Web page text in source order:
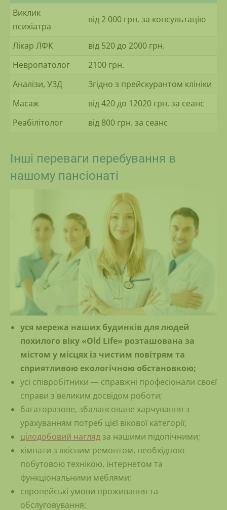
Виклик
психіатра
від 2 000 грн. за консультацію
Лікар ЛФК
від 520 до 2000 грн.
Невропатолог
2100 грн.
Аналізи, УЗД
Згідно з прейскурантом клініки
Масаж
від 420 до 12020 грн. за сеанс
Реабілітолог
від 800 грн. за сеанс
Інші переваги перебування в
нашому пансіонаті
уся мережа наших будинків для людей
похилого віку «Old Life» розташована за
містом у місцях із чистим повітрям та
сприятливою екологічною обстановкою;
усі співробітники — справжні професіонали своєї
справи з великим досвідом роботи;
багаторазове, збалансоване харчування з
урахуванням потреб цієї вікової категорії;
цілодобовий нагляд за нашими підопічними;
кімнати з якісним ремонтом, необхідною
побутовою технікою, інтернетом та
функціональними меблями;
європейські умови проживання та
обслуговування;